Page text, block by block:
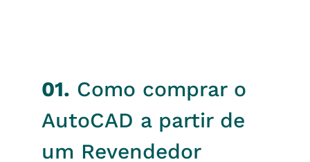
01. Como comprar o
AutoCAD a partir de
um Revendedor